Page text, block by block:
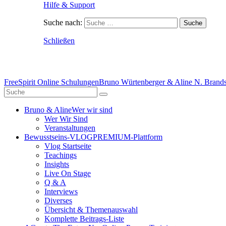
Hilfe & Support
Suche nach:
Schließen
FreeSpirit Online SchulungenBruno Würtenberger & Aline N.
Bruno & AlineWer wir sind
Wer Wir Sind
Veranstaltungen
Bewusstseins-VLOGPREMIUM-Plattform
Vlog Startseite
Teachings
Insights
Live On Stage
Q & A
Interviews
Diverses
Übersicht & Themenauswahl
Komplette Beitrags-Liste